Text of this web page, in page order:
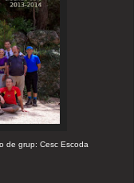
de grup: Cesc Escoda